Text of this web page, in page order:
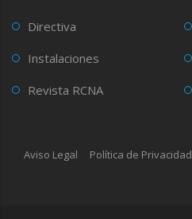
Directiva
Instalaciones
Revista RCNA
Aviso Legal Política de Privacidad